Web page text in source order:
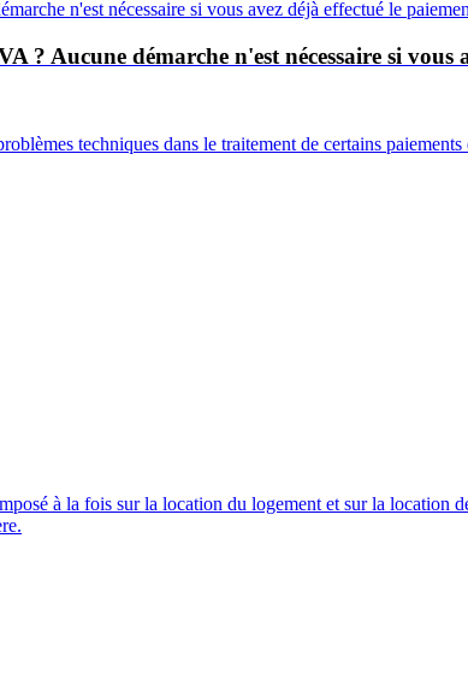
? Aucune démarche n'est nécessaire si vous
techniques dans le traitement de certains
à la fois sur la location du logement et sur la location